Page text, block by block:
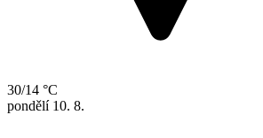
30/14 °C
pondělí 10. 8.